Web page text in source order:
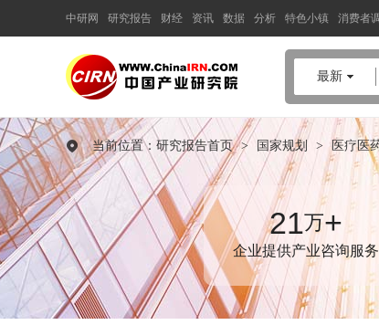
中研网 研究报告 财经 资讯 数据 分析 特色小镇 消费者
最新
当前位置： 研究报告首页 > 国家规划 > 医疗医
21万+
企业提供产业咨询服务
中国产业咨询领
2025-2030年中国医疗机器
行业深度发展研究与“十五
五”企业投资战略规划报告
品质保障，一年免费更新维护
报告编号：1923147
出版日期：2025年11月
《2025-2030年中国医疗机器人行业深度发展研究与“十五五”企
投资战略规划报告》由中研普华医疗机器人行业分析专家领衔撰
写，主要分析了医疗机器人行业的市场规模、发展现状与投资前